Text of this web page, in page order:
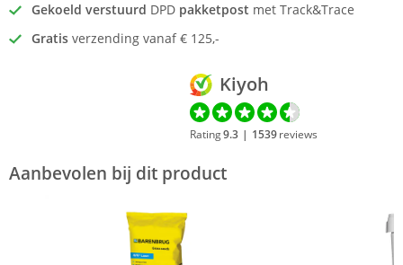
Gekoeld verstuurd DPD pakketpost met Track&Trace
Gratis verzending vanaf € 125,-
Kiyoh
Rating9.3 | 1539reviews
Aanbevolen bij dit product